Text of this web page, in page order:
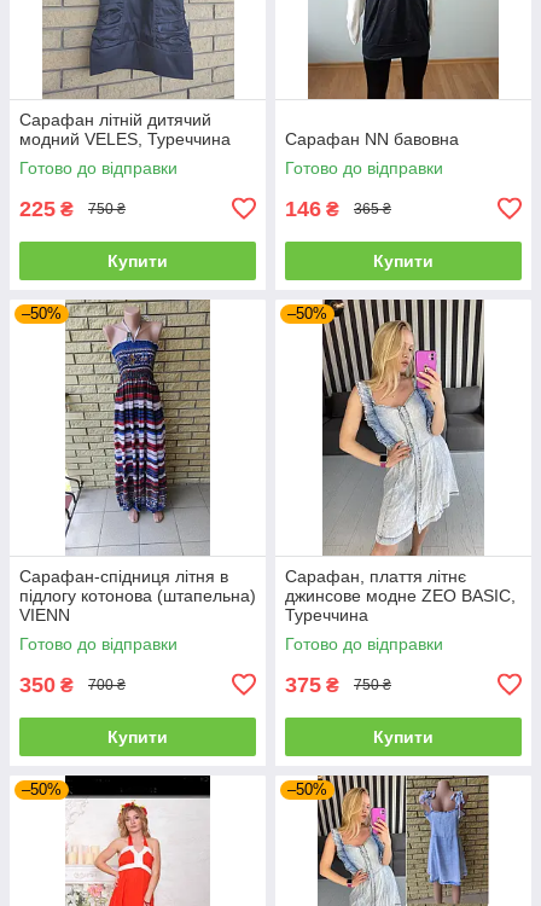
Сарафан літній дитячий
модний VELES, Туреччина
Готово до відправки
225 ₴ 750 ₴
Купити
Сарафан NN бавовна
Готово до відправки
146 ₴ 365 ₴
Купити
–50%
Сарафан-спідниця літня в
підлогу котонова (штапельна)
VIENN
Готово до відправки
350 ₴ 700 ₴
Купити
–50%
Сарафан, плаття літнє
джинсове модне ZEO BASIC,
Туреччина
Готово до відправки
375 ₴ 750 ₴
Купити
–50% –50%